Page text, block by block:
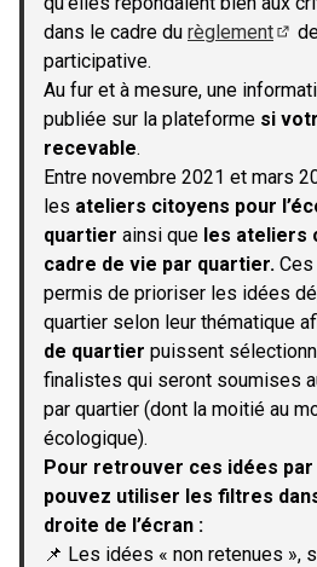
dans le cadre du règlement
participative.
Au fur et à mesure, une
publiée sur la plateforme si
recevable.
Entre novembre 2021 et mars
les ateliers citoyens pour
quartier ainsi que les ateliers
cadre de vie par quartier.
permis de prioriser les idées
quartier selon leur thématique
de quartier puissent
finalistes qui seront soumises
par quartier (dont la moitié au
écologique).
Pour retrouver ces idées
pouvez utiliser les filtres
droite de l’écran :
📌 Les idées « non retenues »,